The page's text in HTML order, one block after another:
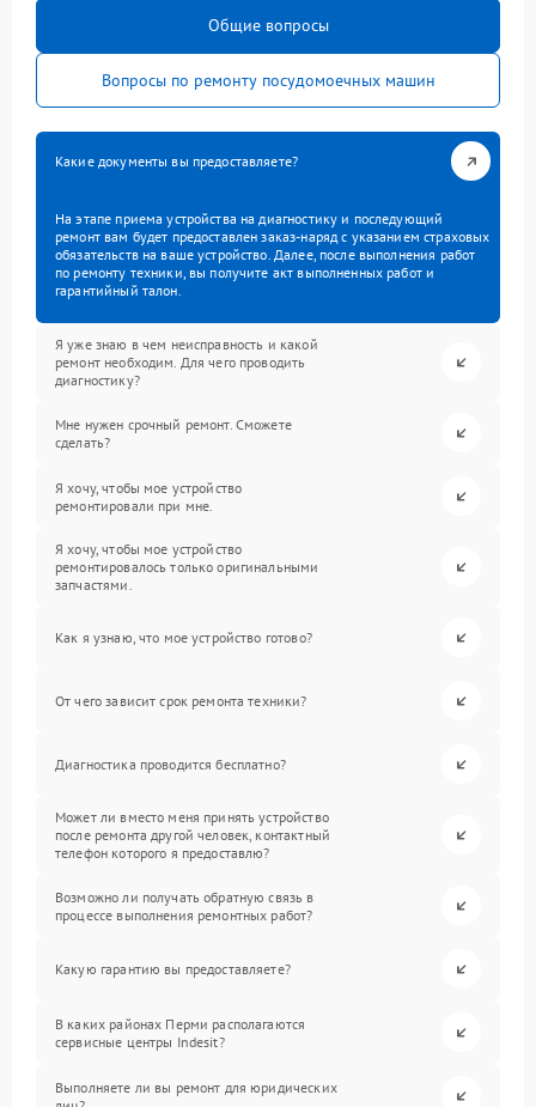
Общие вопросы
Вопросы по ремонту посудомоечных машин
Какие документы вы предоставляете?
На этапе приема устройства на диагностику и последующий
ремонт вам будет предоставлен заказ-наряд с указанием страховых
обязательств на ваше устройство. Далее, после выполнения работ
по ремонту техники, вы получите акт выполненных работ и
гарантийный талон.
Я уже знаю в чем неисправность и какой
ремонт необходим. Для чего проводить
диагностику?
Мне нужен срочный ремонт. Сможете
сделать?
Я хочу, чтобы мое устройство
ремонтировали при мне.
Я хочу, чтобы мое устройство
ремонтировалось только оригинальными
запчастями.
Как я узнаю, что мое устройство готово?
От чего зависит срок ремонта техники?
Диагностика проводится бесплатно?
Может ли вместо меня принять устройство
после ремонта другой человек, контактный
телефон которого я предоставлю?
Возможно ли получать обратную связь в
процессе выполнения ремонтных работ?
Какую гарантию вы предоставляете?
В каких районах Перми располагаются
сервисные центры Indesit?
Выполняете ли вы ремонт для юридических